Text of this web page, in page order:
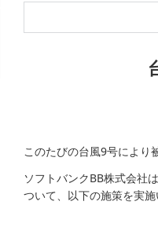
このたびの台風9号により
ソフトバンクBB株式会社
ついて、以下の施策を実